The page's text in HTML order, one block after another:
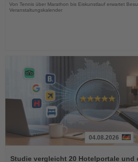
Von Tennis über Marathon bis Eiskunstlauf erwartet
Veranstaltungskalender
Sie
04.08.2026
Studie vergleicht 20 Hotelportale und